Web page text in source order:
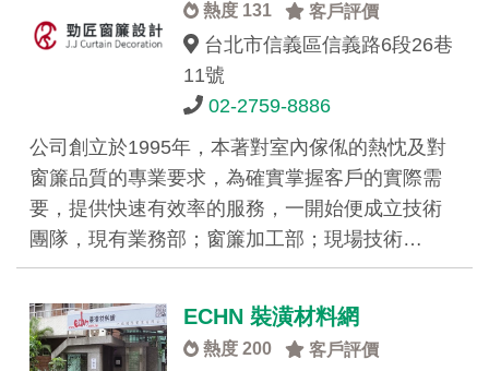
熱度 131 客戶評價
台北市信義區信義路6段26巷
11號
02-2759-8886
公司創立於1995年，本著對室內傢俬的熱忱及對
窗簾品質的專業要求，為確實掌握客戶的實際需
要，提供快速有效率的服務，一開始便成立技術
團隊，現有業務部；窗簾加工部；現場技術…
ECHN 裝潢材料網
熱度 200 客戶評價